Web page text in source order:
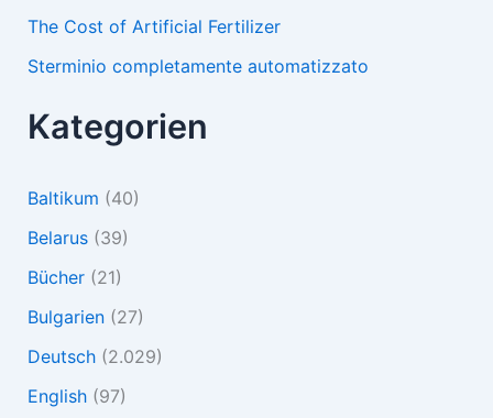
The Cost of Artificial Fertilizer
Sterminio completamente automatizzato
Kategorien
Baltikum (40)
Belarus(39)
Bücher(21)
Bulgarien(27)
Deutsch(2.029)
English(97)